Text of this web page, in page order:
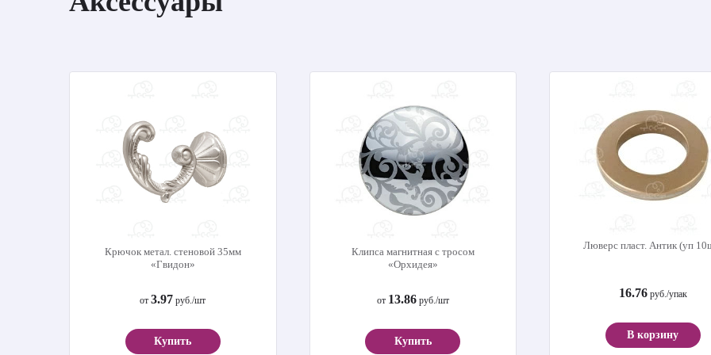
Крючок метал. стеновой 35мм
«Гвидон»
от3.97 руб./шт
Купить
Клипса магнитная с тросом
«Орхидея»
от 13.86руб./шт
Купить
Люверс пласт. Антик (уп
16.76руб./упак
В корзину